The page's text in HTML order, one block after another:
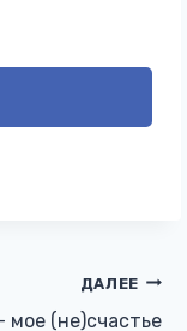
ДАЛЕЕ
мое (не)счастье